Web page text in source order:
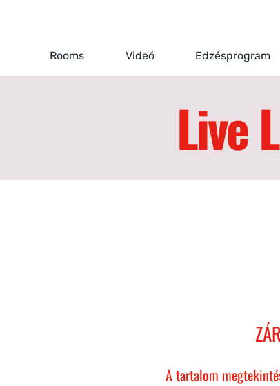
Rooms Videó Edzésprogram
Live
A tartalom